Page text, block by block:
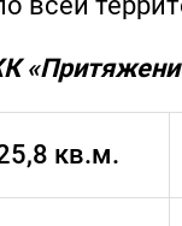
кв.м.